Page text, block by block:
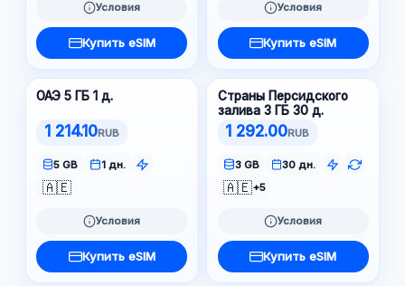
Условия
Купить eSIM
Условия
Купить eSIM
ОАЭ 5 ГБ 1 д.
1 214.10RUB
5 GB 1 дн.
🇦🇪
Условия
Купить eSIM
Страны Персидского
залива 3 ГБ 30 д.
1 292.00RUB
3 GB 30 дн.
🇦🇪+5
Условия
Купить eSIM